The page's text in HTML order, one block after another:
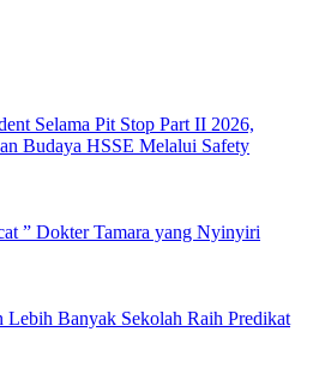
Selama Pit Stop Part II 2026,
Budaya HSSE Melalui Safety
” Dokter Tamara yang Nyinyiri
Lebih Banyak Sekolah Raih Predikat